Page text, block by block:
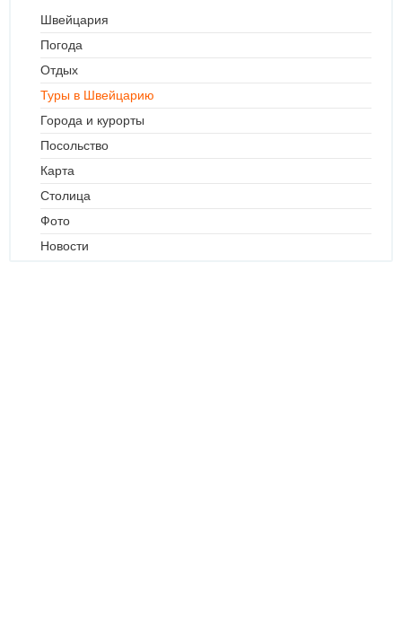
Швейцария
Погода
Отдых
Туры в Швейцарию
Города и курорты
Посольство
Карта
Столица
Фото
Новости